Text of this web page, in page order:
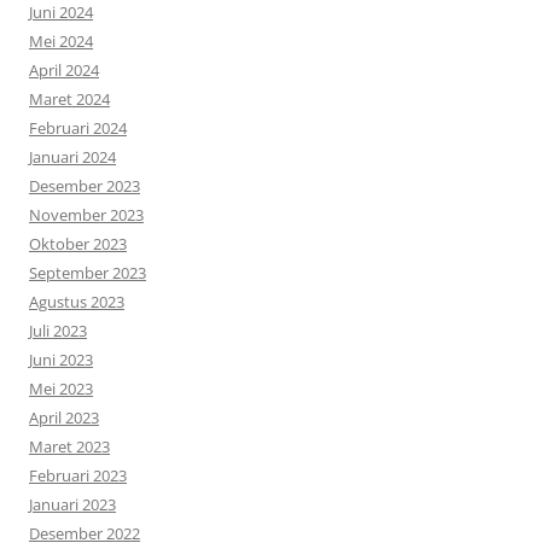
Juni 2024
Mei 2024
April 2024
Maret 2024
Februari 2024
Januari 2024
Desember 2023
November 2023
Oktober 2023
September 2023
Agustus 2023
Juli 2023
Juni 2023
Mei 2023
April 2023
Maret 2023
Februari 2023
Januari 2023
Desember 2022